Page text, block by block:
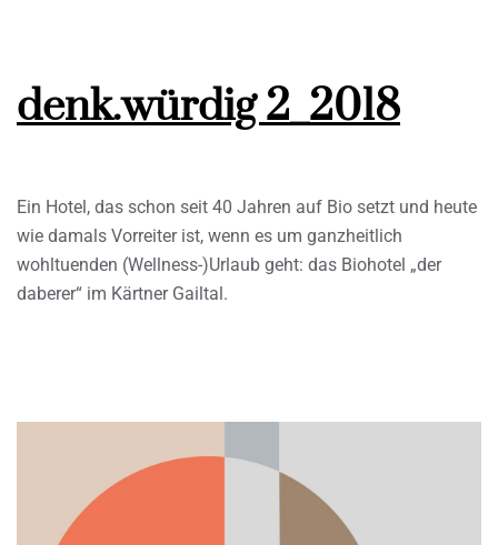
denk.würdig 2_2018
Ein Hotel, das schon seit 40 Jahren auf Bio setzt und heute
wie damals Vorreiter ist, wenn es um ganzheitlich
wohltuenden (Wellness-)Urlaub geht: das Biohotel „der
daberer“ im Kärtner Gailtal.